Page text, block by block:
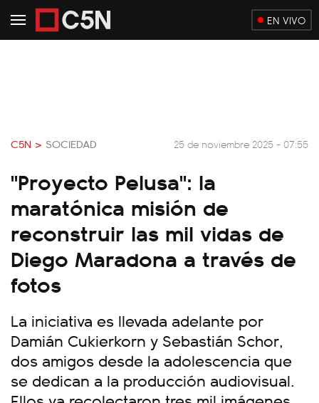
EN VIVO
C5N > SOCIEDAD 25 de noviembre 2025 - 07:55
"Proyecto Pelusa": la
maratónica misión de
reconstruir las mil vidas de
Diego Maradona a través de
fotos
La iniciativa es llevada adelante por
Damián Cukierkorn y Sebastián Schor,
dos amigos desde la adolescencia que
se dedican a la producción audiovisual.